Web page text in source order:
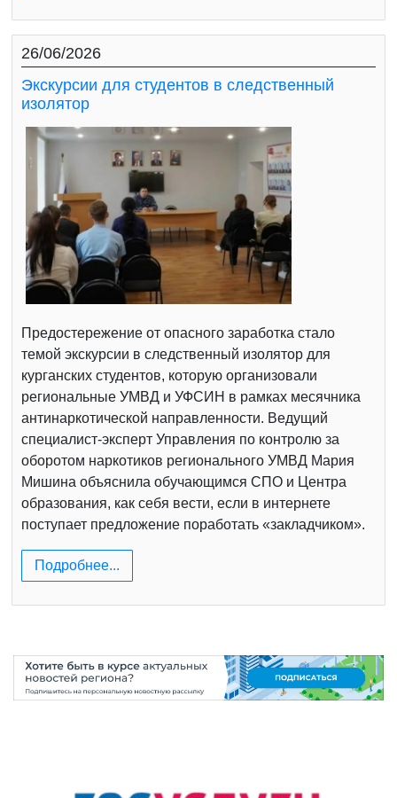
26/06/2026
Экскурсии для студентов в следственный
изолятор
Предостережение от опасного заработка стало
темой экскурсии в следственный изолятор для
курганских студентов, которую организовали
региональные УМВД и УФСИН в рамках месячника
антинаркотической направленности. Ведущий
специалист-эксперт Управления по контролю за
оборотом наркотиков регионального УМВД Мария
Мишина объяснила обучающимся СПО и Центра
образования, как себя вести, если в интернете
поступает предложение поработать «закладчиком».
Подробнее...